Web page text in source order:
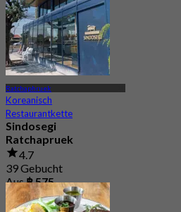
Ratchaphruek
Koreanisch
Restaurantkette
Sindosegi
Ratchapruek
4.7
39 Gebucht
Aus฿ 575